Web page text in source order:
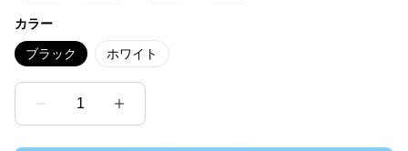
カラー
ブラック ホワイト
1